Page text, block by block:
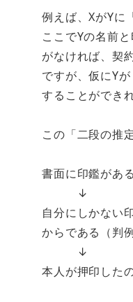
例えば、XがYに
ここでYの名前
がなければ、契
ですが、仮にY
することができ
この「二段の推
書面に印鑑がある
↓
自分にしかない
からである（判例
↓
本人が押印した